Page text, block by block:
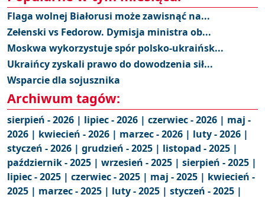
Flaga wolnej Białorusi może zawisnąć na...
Zełenski vs Fedorow. Dymisja ministra ob...
Moskwa wykorzystuje spór polsko-ukraińsk...
Ukraińcy zyskali prawo do dowodzenia sił...
Wsparcie dla sojusznika
Archiwum tagów:
sierpień - 2026 | lipiec - 2026 | czerwiec - 2026 | maj -
2026 | kwiecień - 2026 | marzec - 2026 | luty - 2026 |
styczeń - 2026 | grudzień - 2025 | listopad - 2025 |
październik - 2025 | wrzesień - 2025 | sierpień - 2025 |
lipiec - 2025 | czerwiec - 2025 | maj - 2025 | kwiecień -
2025 | marzec - 2025 | luty - 2025 | styczeń - 2025 |